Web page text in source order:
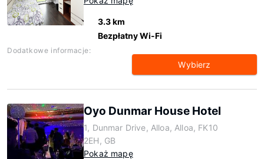
3.3 km
Bezpłatny Wi-Fi
Dodatkowe informacje:
Wybierz
Oyo Dunmar House Hotel
1, Dunmar Drive, Alloa, Alloa, FK10
2EH, GB
Pokaż mapę